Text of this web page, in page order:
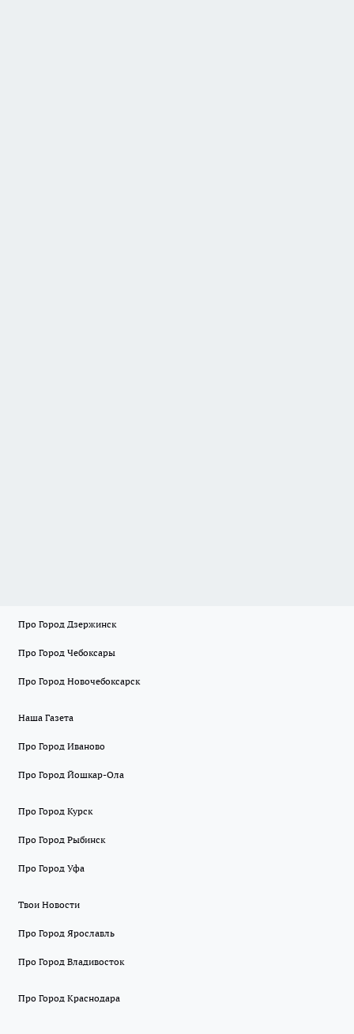
Про Город Дзержинск
Про Город Чебоксары
Про Город Новочебоксарск
Наша Газета
Про Город Иваново
Про Город Йошкар-Ола
Про Город Курск
Про Город Рыбинск
Про Город Уфа
Твои Новости
Про Город Ярославль
Про Город Владивосток
Про Город Краснодара